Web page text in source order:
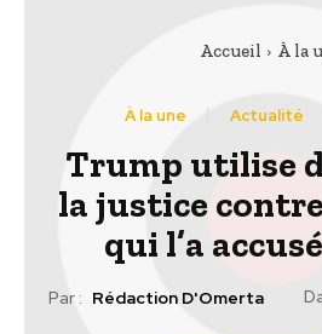
Accueil À la
À la une Actualité
Trump utilise
la justice
qui l’a
Par : Rédaction D'Omerta